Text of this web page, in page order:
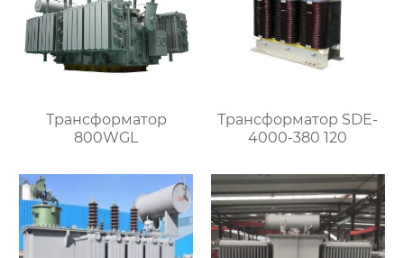
Трансформатор
800WGL
Трансформатор SDE-
4000-380 120